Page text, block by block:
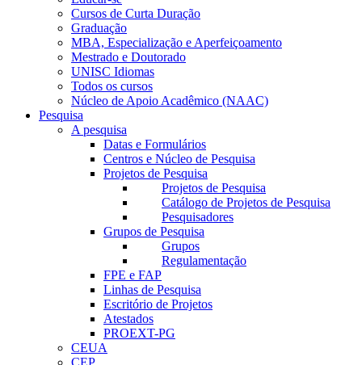
Cursos de Curta Duração
Graduação
MBA, Especialização e Aperfeiçoamento
Mestrado e Doutorado
UNISC Idiomas
Todos os cursos
Núcleo de Apoio Acadêmico (NAAC)
Pesquisa
A pesquisa
Datas e Formulários
Centros e Núcleo de Pesquisa
Projetos de Pesquisa
Projetos de Pesquisa
Catálogo de Projetos de Pesquisa
Pesquisadores
Grupos de Pesquisa
Grupos
Regulamentação
FPE e FAP
Linhas de Pesquisa
Escritório de Projetos
Atestados
PROEXT-PG
CEUA